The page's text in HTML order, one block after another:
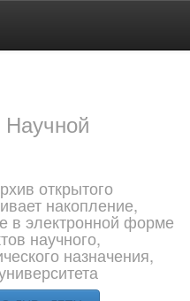
Научной
открытого
накопление,
в электронной форме
научного,
назначения,